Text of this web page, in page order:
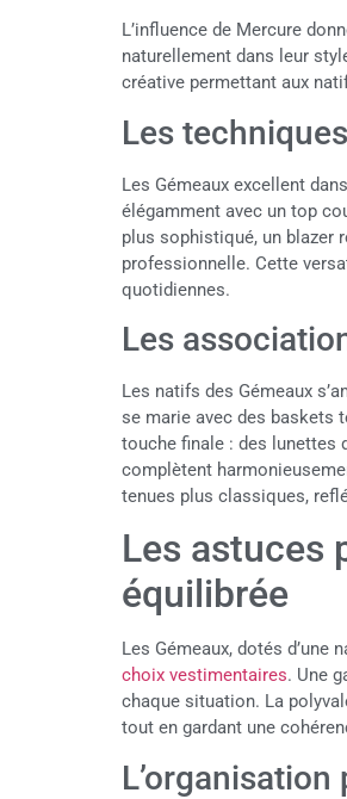
L’influence de Mercure
naturellement dans leur
créative permettant aux
Les
Les Gémeaux excellent
élégamment avec un top
plus sophistiqué, un blazer
professionnelle. Cette
quotidiennes.
Les
Les natifs des Gémeaux
se marie avec des baskets
touche finale : des lunettes
complètent
tenues plus classiques,
Les astuces
équilibrée
Les Gémeaux, dotés d’une
choix vestimentaires. Une
chaque situation. La
tout en gardant une